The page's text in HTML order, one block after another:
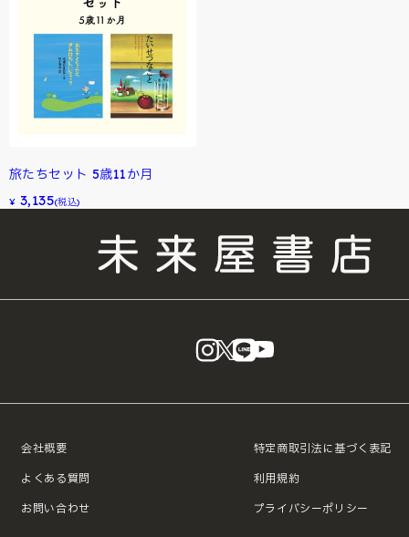
旅たちセット 5歳11か月
¥ 3,135(税込)
instagram
X LINE
会社概要
よくある質問
お問い合わせ
特定商取引法に基づく表記
利用規約
プライバシーポリシー